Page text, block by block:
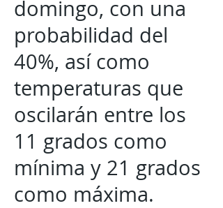
domingo, con una
probabilidad del
40%, así como
temperaturas que
oscilarán entre los
11 grados como
mínima y 21 grados
como máxima.